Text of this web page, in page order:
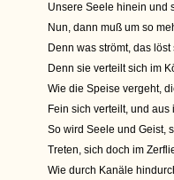
Unsere Seele hinein und
Nun, dann muß um so
Denn was strömt, das
Denn sie verteilt sich im
Wie die Speise vergeht,
Fein sich verteilt, und
So wird Seele und Geist,
Treten, sich doch im
Wie durch Kanäle